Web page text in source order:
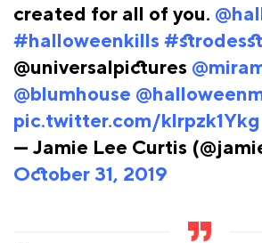
created for all of you.
#halloweenkills
@universalpictures
@blumhouse
pic.twitter.com/klrpzk1Ykg
— Jamie Lee Curtis
October 31, 2019